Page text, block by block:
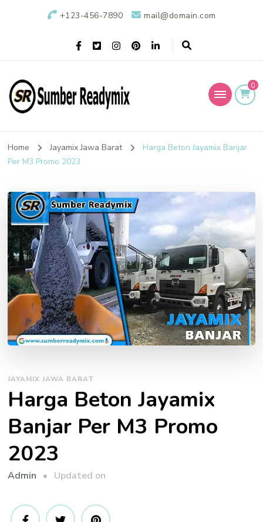
+123-456-7890 mail@domain.com
Sumber Readymix
0
Home Jayamix Jawa Barat
Harga Beton Jayamix Banjar
Per M3 Promo 2023
JAYAMIX JAWA BARAT
Harga Beton Jayamix
Banjar Per M3 Promo
2023
Admin Updated on